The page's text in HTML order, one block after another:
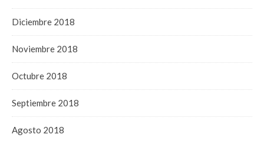
Diciembre 2018
Noviembre 2018
Octubre 2018
Septiembre 2018
Agosto 2018